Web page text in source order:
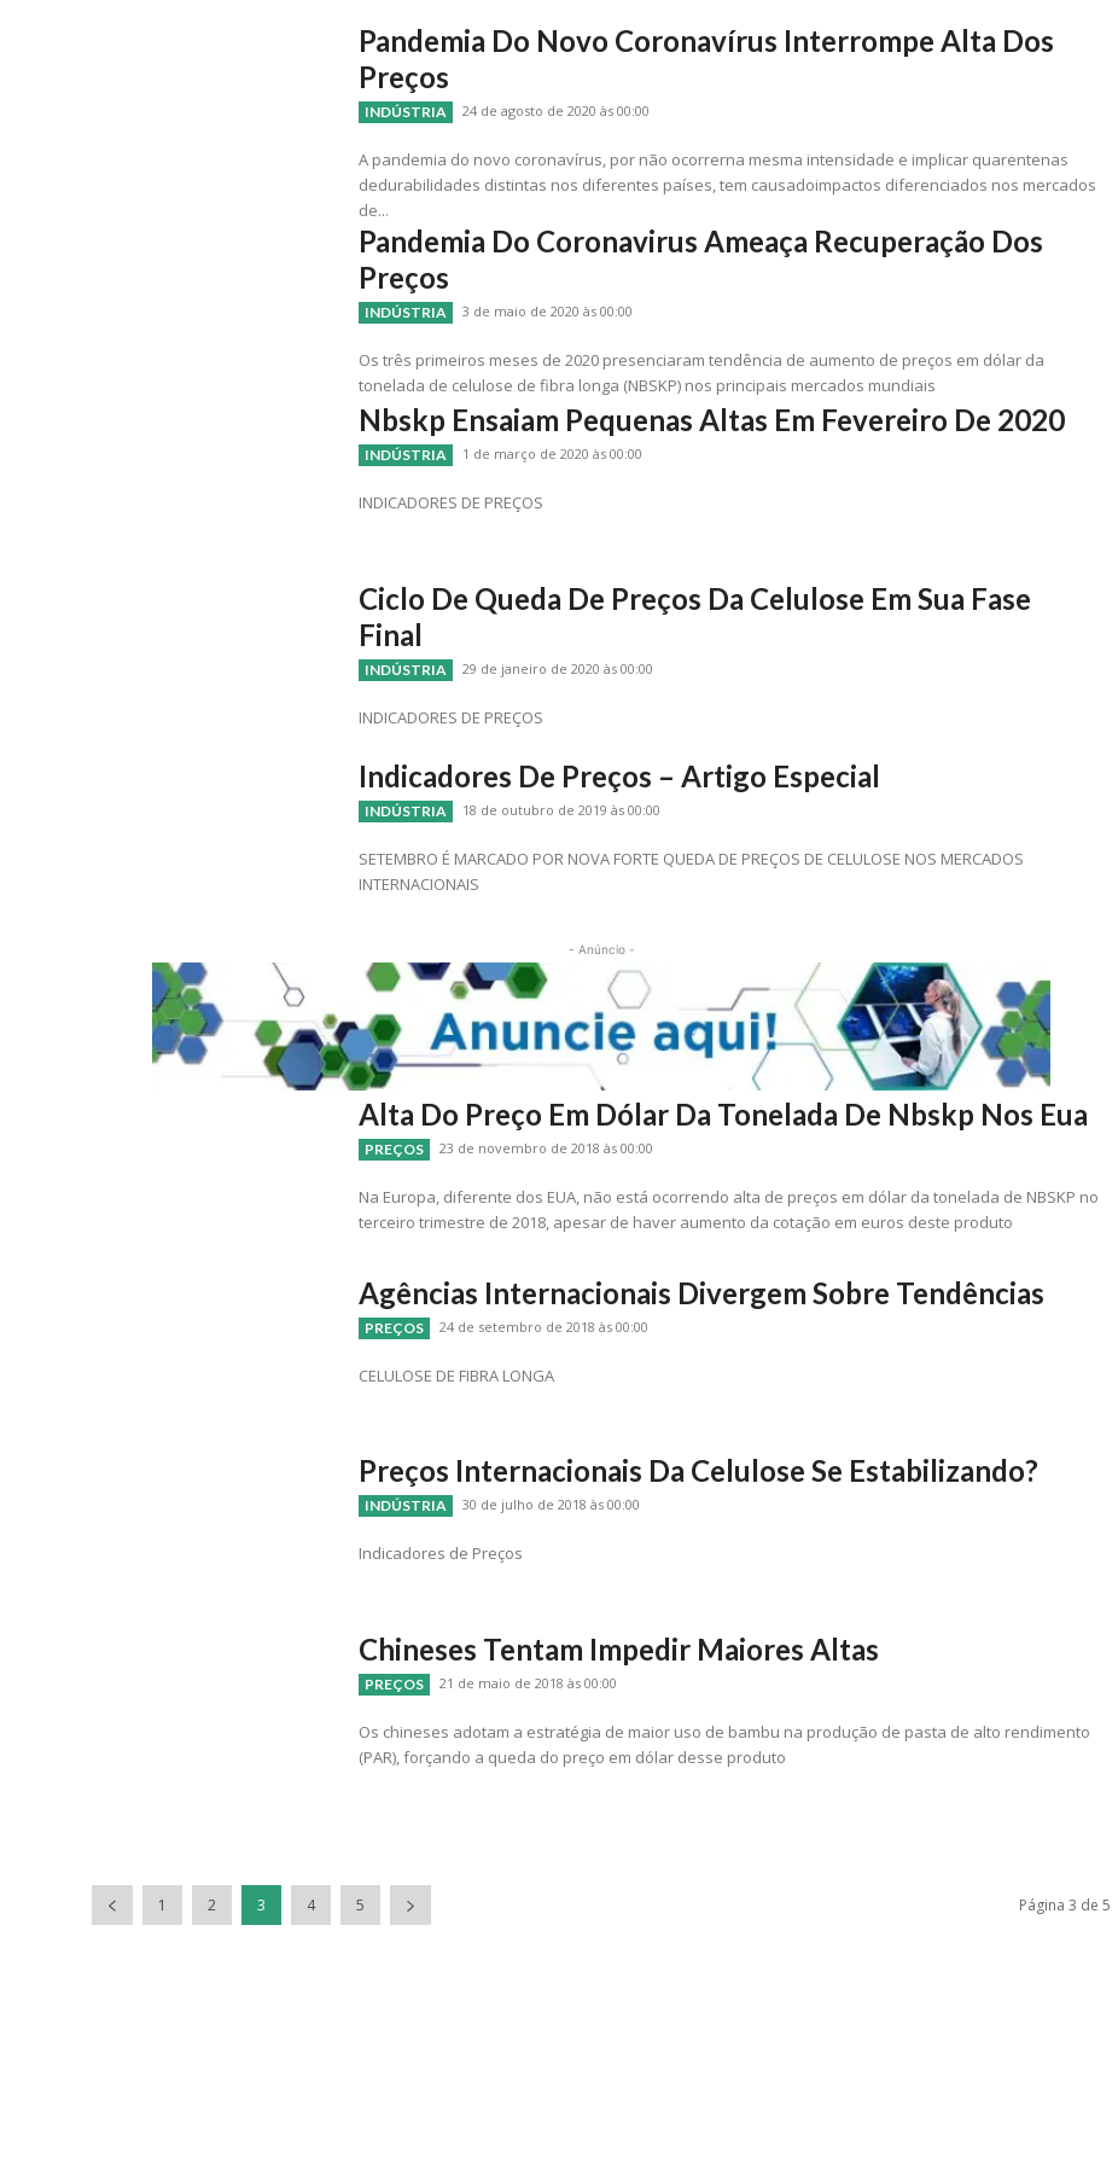
Pandemia Do Novo Coronavírus Interrompe Alta Dos
Preços
INDÚSTRIA 24 de agosto de 2020 às 00:00
A pandemia do novo coronavírus, por não ocorrerna mesma intensidade e implicar quarentenas
dedurabilidades distintas nos diferentes países, tem causadoimpactos diferenciados nos mercados
de...
Pandemia Do Coronavirus Ameaça Recuperação Dos
Preços
INDÚSTRIA 3 de maio de 2020 às 00:00
Os três primeiros meses de 2020 presenciaram tendência de aumento de preços em dólar da
tonelada de celulose de fibra longa (NBSKP) nos principais mercados mundiais
Nbskp Ensaiam Pequenas Altas Em Fevereiro De 2020
INDÚSTRIA 1 de março de 2020 às 00:00
INDICADORES DE PREÇOS
Ciclo De Queda De Preços Da Celulose Em Sua Fase
Final
INDÚSTRIA 29 de janeiro de 2020 às 00:00
INDICADORES DE PREÇOS
Indicadores De Preços – Artigo Especial
INDÚSTRIA 18 de outubro de 2019 às 00:00
SETEMBRO É MARCADO POR NOVA FORTE QUEDA DE PREÇOS DE CELULOSE NOS MERCADOS
INTERNACIONAIS
- Anúncio -
Alta Do Preço Em Dólar Da Tonelada De Nbskp Nos Eua
PREÇOS 23 de novembro de 2018 às 00:00
Na Europa, diferente dos EUA, não está ocorrendo alta de preços em dólar da tonelada de NBSKP no
terceiro trimestre de 2018, apesar de haver aumento da cotação em euros deste produto
Agências Internacionais Divergem Sobre Tendências
PREÇOS 24 de setembro de 2018 às 00:00
CELULOSE DE FIBRA LONGA
Preços Internacionais Da Celulose Se Estabilizando?
INDÚSTRIA 30 de julho de 2018 às 00:00
Indicadores de Preços
Chineses Tentam Impedir Maiores Altas
PREÇOS 21 de maio de 2018 às 00:00
Os chineses adotam a estratégia de maior uso de bambu na produção de pasta de alto rendimento
(PAR), forçando a queda do preço em dólar desse produto
1 2 3 4 5 Página 3 de 5